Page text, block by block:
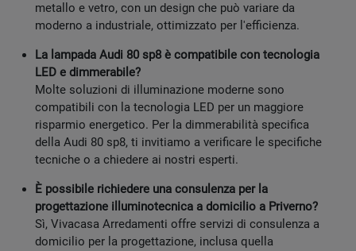
metallo e vetro, con un design che può variare da
moderno a industriale, ottimizzato per l'efficienza.
La lampada Audi 80 sp8 è compatibile con tecnologia
LED e dimmerabile?
Molte soluzioni di illuminazione moderne sono
compatibili con la tecnologia LED per un maggiore
risparmio energetico. Per la dimmerabilità specifica
della Audi 80 sp8, ti invitiamo a verificare le specifiche
tecniche o a chiedere ai nostri esperti.
È possibile richiedere una consulenza per la
progettazione illuminotecnica a domicilio a Priverno?
Sì, Vivacasa Arredamenti offre servizi di consulenza a
domicilio per la progettazione, inclusa quella